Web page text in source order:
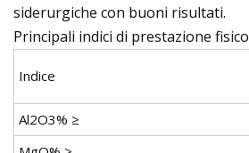
siderurgiche con buoni risultati.
Principali indici di prestazione
Indice
Al2O3% ≥